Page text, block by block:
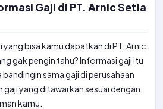
Gaji di PT. Arnic Setia
yang bisa kamu dapatkan di PT. Arnic
gak pengin tahu? Informasi gaji itu
sama gaji di perusahaan
gaji yang ditawarkan sesuai dengan
kamu.